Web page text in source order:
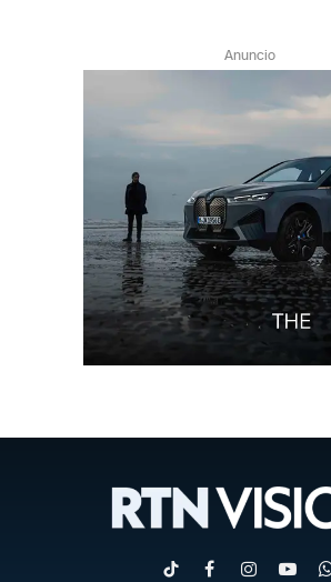
Anuncio